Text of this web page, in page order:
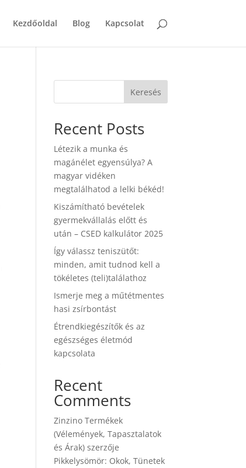
Kezdőoldal Blog Kapcsolat
Keresés
Recent Posts
Létezik a munka és
magánélet egyensúlya? A
magyar vidéken
megtalálhatod a lelki békéd!
Kiszámítható bevételek
gyermekvállalás előtt és
után – CSED kalkulátor 2025
Így válassz teniszütőt:
minden, amit tudnod kell a
tökéletes (teli)találathoz
Ismerje meg a műtétmentes
hasi zsírbontást
Étrendkiegészítők és az
egészséges életmód
kapcsolata
Recent
Comments
Zinzino Termékek
(Vélemények, Tapasztalatok
és Árak) szerzője
Pikkelysömör: Okok, Tünetek